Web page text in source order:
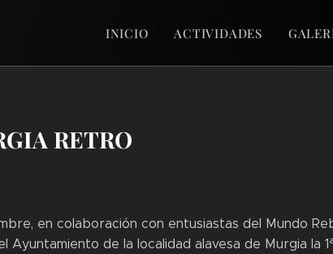
INICIO ACTIVIDADES
RETRO
en colaboración con entusiastas del Mundo
Ayuntamiento de la localidad alavesa de Murgia la